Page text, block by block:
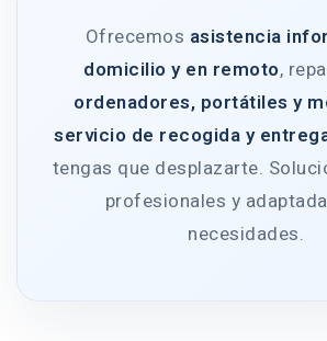
Ofrecemos asistencia
domicilio y en remoto,
ordenadores, portátiles y
servicio de recogida y
tengas que desplazarte.
profesionales y
necesidades.